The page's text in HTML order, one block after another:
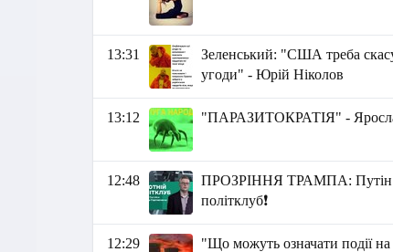
13:31
Зеленський: "США треба
угоди" - Юрій Ніколов
13:12 "ПАРАЗИТОКРАТІЯ" -
12:48
ПРОЗРІННЯ ТРАМПА: Путін
політклуб❗️
12:29
"Що можуть означати події